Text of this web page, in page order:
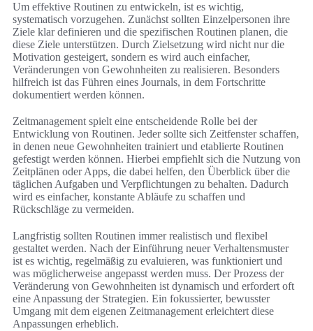
Um effektive Routinen zu entwickeln, ist es wichtig,
systematisch vorzugehen. Zunächst sollten Einzelpersonen ihre
Ziele klar definieren und die spezifischen Routinen planen, die
diese Ziele unterstützen. Durch Zielsetzung wird nicht nur die
Motivation gesteigert, sondern es wird auch einfacher,
Veränderungen von Gewohnheiten zu realisieren. Besonders
hilfreich ist das Führen eines Journals, in dem Fortschritte
dokumentiert werden können.
Zeitmanagement spielt eine entscheidende Rolle bei der
Entwicklung von Routinen. Jeder sollte sich Zeitfenster schaffen,
in denen neue Gewohnheiten trainiert und etablierte Routinen
gefestigt werden können. Hierbei empfiehlt sich die Nutzung von
Zeitplänen oder Apps, die dabei helfen, den Überblick über die
täglichen Aufgaben und Verpflichtungen zu behalten. Dadurch
wird es einfacher, konstante Abläufe zu schaffen und
Rückschläge zu vermeiden.
Langfristig sollten Routinen immer realistisch und flexibel
gestaltet werden. Nach der Einführung neuer Verhaltensmuster
ist es wichtig, regelmäßig zu evaluieren, was funktioniert und
was möglicherweise angepasst werden muss. Der Prozess der
Veränderung von Gewohnheiten ist dynamisch und erfordert oft
eine Anpassung der Strategien. Ein fokussierter, bewusster
Umgang mit dem eigenen Zeitmanagement erleichtert diese
Anpassungen erheblich.